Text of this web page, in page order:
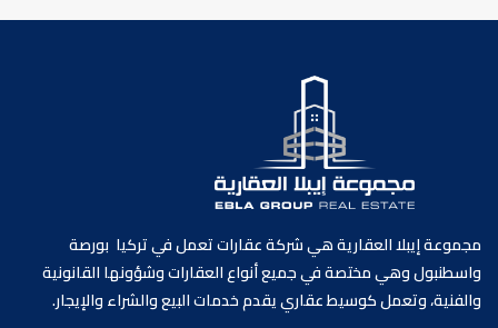
مجموعة إيبلا العقارية هي شركة عقارات تعمل في تركيا بورصة
واسطنبول وهي مختصة في جميع أنواع العقارات وشؤونها القانونية
والفنية، وتعمل كوسيط عقاري يقدم خدمات البيع والشراء والإيجار.